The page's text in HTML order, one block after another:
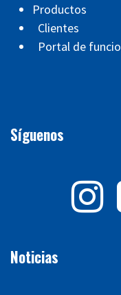
Productos
Clientes
Portal de
Síguenos
Noticias